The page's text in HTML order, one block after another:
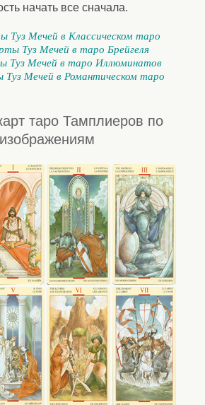
начать все сначала.
Туз Мечей в Классическом таро
Туз Мечей в таро Брейгеля
Туз Мечей в таро Иллюминатов
Туз Мечей в Романтическом таро
таро Тамплиеров по
изображениям